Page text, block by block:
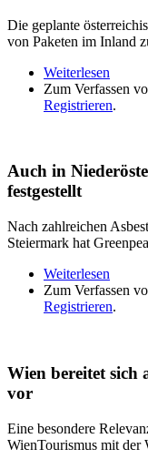
Die geplante
von Paketen im Inland
Weiterlesen
Zum Verfassen
Registrieren.
Auch in
festgestellt
Nach zahlreichen
Steiermark hat
Weiterlesen
Zum Verfassen
Registrieren.
Wien bereitet sich
vor
Eine besondere
WienTourismus mit der